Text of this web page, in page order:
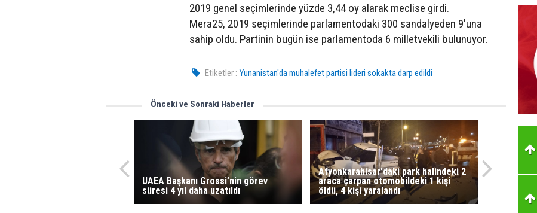
2019 genel seçimlerinde yüzde 3,44 oy alarak meclise girdi.
Mera25, 2019 seçimlerinde parlamentodaki 300 sandalyeden 9'una
sahip oldu. Partinin bugün ise parlamentoda 6 milletvekili bulunuyor.
Etiketler : Yunanistan'da muhalefet partisi lideri sokakta darp edildi
Önceki ve Sonraki Haberler
UAEA Başkanı Grossi’nin görev
süresi 4 yıl daha uzatıldı
Afyonkarahisar'daki park halindeki 2
araca çarpan otomobildeki 1 kişi
öldü, 4 kişi yaralandı